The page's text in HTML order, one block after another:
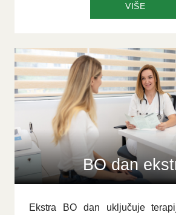
VIŠE
BO dan
Ekstra BO dan uključuje